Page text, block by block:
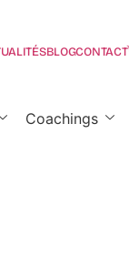
BLOGCONTACT
Coachings